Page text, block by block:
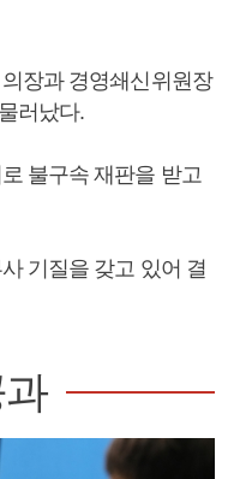
장과 경영쇄신위원장
러났다.
불구속 재판을 받고
기질을 갖고 있어 결